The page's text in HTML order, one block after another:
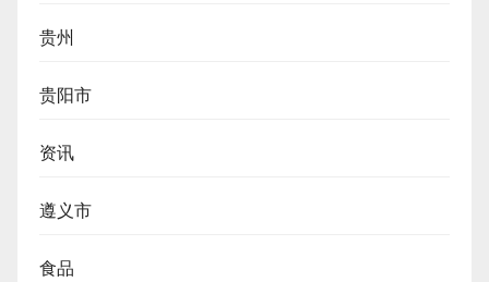
贵州
贵阳市
资讯
遵义市
食品